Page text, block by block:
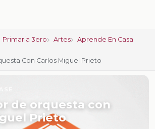
Primaria 3ero Artes
Aprende En Casa
Con Carlos Miguel Prieto
de orquesta con
Prieto